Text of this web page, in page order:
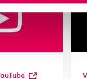
we plaatsen. Je
wijzigen of intrekken via
.